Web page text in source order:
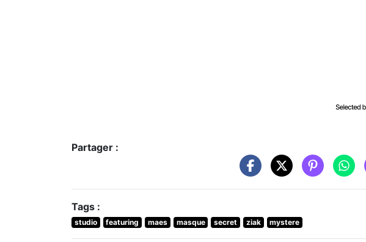
Partager :
Tags :
studio featuring maes masque secret ziak mystere